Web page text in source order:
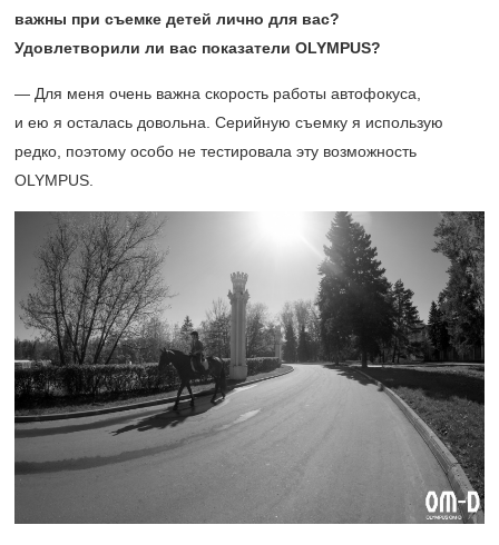
важны при съемке детей лично для вас?
Удовлетворили ли вас показатели OLYMPUS?
— Для меня очень важна скорость работы автофокуса,
и ею я осталась довольна. Серийную съемку я использую
редко, поэтому особо не тестировала эту возможность
OLYMPUS.